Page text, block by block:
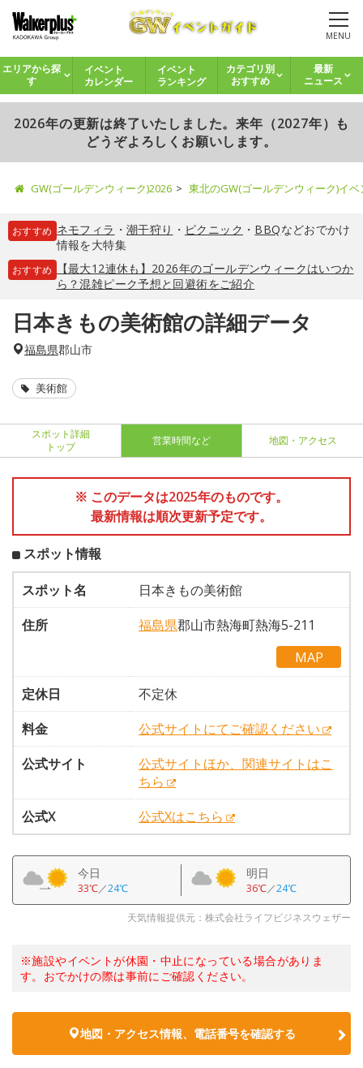
MENU
エリアから探
す
イベント
カレンダー
イベント
ランキング
カテゴリ別
おすすめ
最新
ニュース
2026年の更新は終了いたしました。来年（2027年）も
どうぞよろしくお願いします。
GW(ゴールデンウィーク)2026 東北のGW(ゴールデンウィーク)イ
おすすめ ネモフィラ ・ 潮干狩り ・ ピクニック ・ BBQなどおでかけ
情報を大特集
おすすめ
【最大12連休も】2026年のゴールデンウィークはいつか
ら？混雑ピーク予想と回避術をご紹介
日本きもの美術館の詳細データ
福島県郡山市
美術館
スポット詳細
トップ
営業時間など 地図・アクセス
※ このデータは2025年のものです。
最新情報は順次更新予定です。
スポット情報
スポット名
日本きもの美術館
住所
福島県郡山市熱海町熱海5-211
MAP
定休日
不定休
料金
公式サイトにてご確認ください
公式サイト
公式サイトほか、関連サイトはこ
ちら
公式X
公式Xはこちら
今日
33℃／24℃
明日
36℃／24℃
天気情報提供元：株式会社ライフビジネスウェザー
※施設やイベントが休園・中止になっている場合がありま
す。おでかけの際は事前にご確認ください。
地図・アクセス情報、電話番号を確認する